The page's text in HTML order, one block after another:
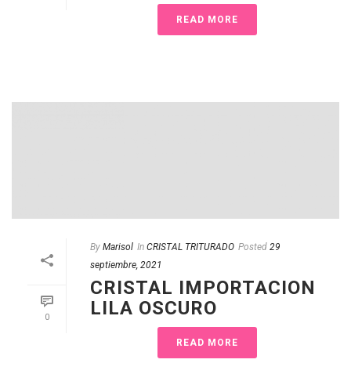
READ MORE
0
By Marisol In CRISTAL TRITURADO Posted 29
septiembre, 2021
CRISTAL IMPORTACION
LILA OSCURO
READ MORE